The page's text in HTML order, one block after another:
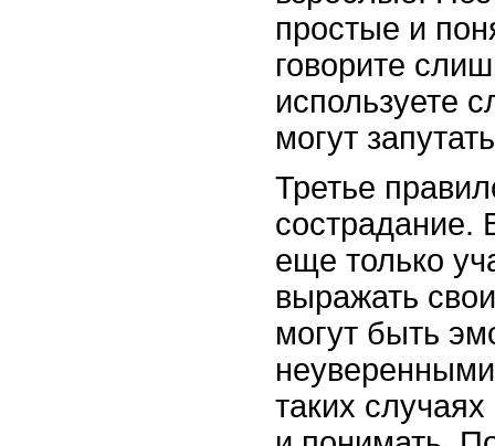
простые и
говорите
используете
могут
Третье
сострадание.
еще только
выражать
могут быть
таких